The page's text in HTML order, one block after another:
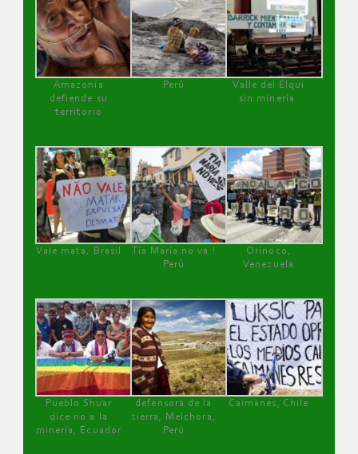
Amazonía
defiende su
territorio
Perú
Valle del Elqui
sin minería.
Vale mata, Brasil
Tía María no va !
Perú
Orinoco,
Venezuela
Pueblo Shuar
dice no a la
minería, Ecuador
defensora de la
tierra, Melchora,
Perú
Caimanes, Chile